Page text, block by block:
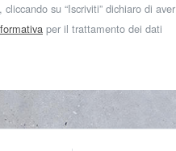
cliccando su “Iscriviti” dichiaro di aver
per il trattamento dei dati